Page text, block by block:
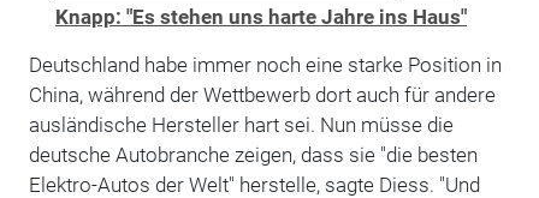
Knapp: "Es stehen uns harte Jahre ins Haus"
Deutschland habe immer noch eine starke Position in
China, während der Wettbewerb dort auch für andere
ausländische Hersteller hart sei. Nun müsse die
deutsche Autobranche zeigen, dass sie "die besten
Elektro-Autos der Welt" herstelle, sagte Diess. "Und